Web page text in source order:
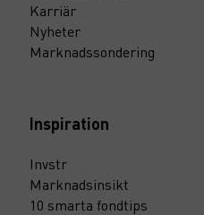
Karriär
Nyheter
Marknadssondering
Inspiration
Invstr
Marknadsinsikt
10 smarta fondtips